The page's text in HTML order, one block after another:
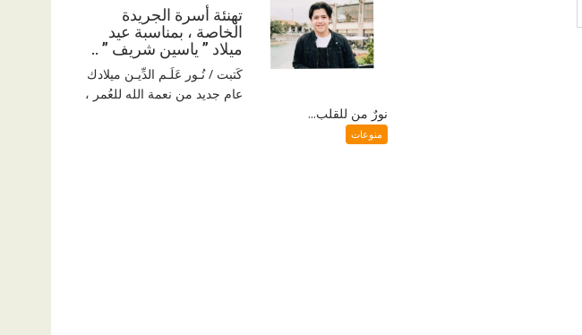
تهنئة أسرة الجريدة
الخاصة ، بمناسبة عيد
ميلاد ” ياسين شريف ” ..
كَتبت / نُـور عَلَـم الدِّيـن ميلادك
عام جديد من نعمة الله للعُمر ،
نورٌ من للقلب...
منوعات